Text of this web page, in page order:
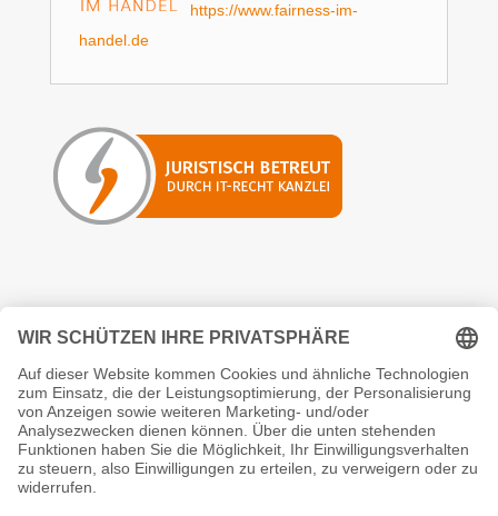
https://www.fairness-im-
handel.de
Erfahre hier alle Neuigkeiten:
Folgen